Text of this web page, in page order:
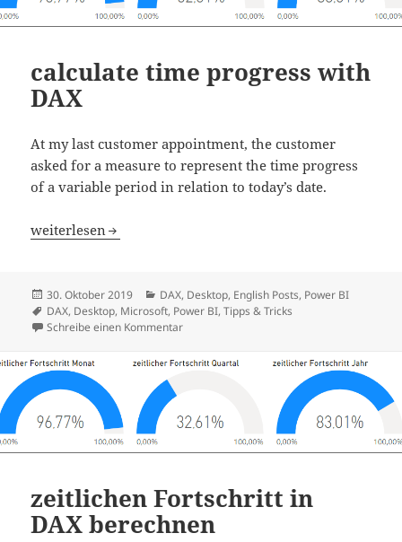
calculate time progress with
DAX
At my last customer appointment, the customer
asked for a measure to represent the time progress
of a variable period in relation to today’s date.
calculate time progress with DAX
weiterlesen
Veröffentlicht
am
30. Oktober 2019 Kategorien
DAX, Desktop, English Posts, Power BI
Schlagwörter
DAX, Desktop, Microsoft, Power BI,Tipps & Tricks
Schreibe einen Kommentarzu calculate time progress with DAX
zeitlichen Fortschritt in
DAX berechnen